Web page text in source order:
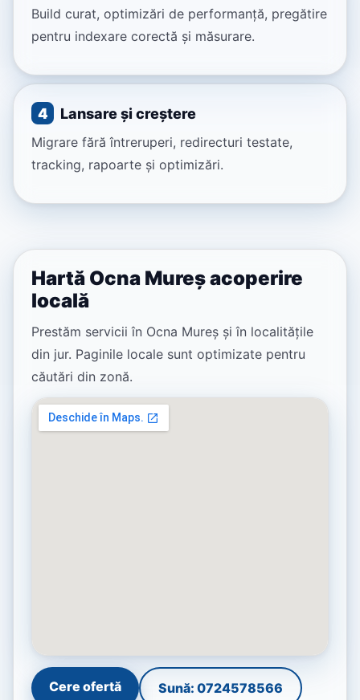
Build curat, optimizări de performanță, pregătire
pentru indexare corectă și măsurare.
4 Lansare și creștere
Migrare fără întreruperi, redirecturi testate,
tracking, rapoarte și optimizări.
Hartă Ocna Mureș acoperire
locală
Prestăm servicii în Ocna Mureș și în localitățile
din jur. Paginile locale sunt optimizate pentru
căutări din zonă.
Cere ofertă Sună: 0724578566